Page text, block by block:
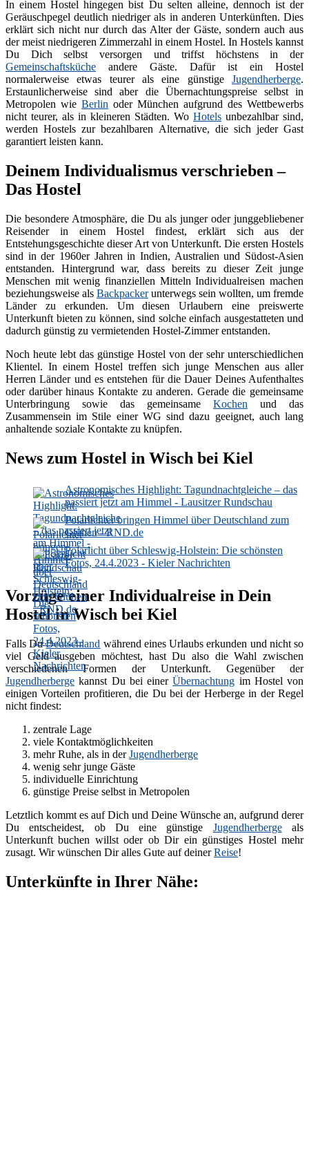
In einem Hostel hingegen bist Du selten alleine, dennoch ist der
Geräuschpegel deutlich niedriger als in anderen Unterkünften. Dies
erklärt sich nicht nur durch das Alter der Gäste, sondern auch aus
der meist niedrigeren Zimmerzahl in einem Hostel. In Hostels kannst
Du Dich selbst versorgen und triffst höchstens in der
Gemeinschaftsküche andere Gäste. Dafür ist ein Hostel
normalerweise etwas teurer als eine günstige Jugendherberge.
Erstaunlicherweise sind aber die Übernachtungspreise selbst in
Metropolen wie Berlin oder München aufgrund des Wettbewerbs
nicht teurer, als in kleineren Städten. Wo Hotels unbezahlbar sind,
werden Hostels zur bezahlbaren Alternative, die sich jeder Gast
garantiert leisten kann.
Deinem Individualismus verschrieben –
Das Hostel
Die besondere Atmosphäre, die Du als junger oder junggebliebener
Reisender in einem Hostel findest, erklärt sich aus der
Entstehungsgeschichte dieser Art von Unterkunft. Die ersten Hostels
sind in der 1960er Jahren in Indien, Australien und Südost-Asien
entstanden. Hintergrund war, dass bereits zu dieser Zeit junge
Menschen mit wenig finanziellen Mitteln Individualreisen machen
beziehungsweise als Backpackerunterwegs sein wollten, um fremde
Länder zu erkunden. Um diesen Urlaubern eine preiswerte
Unterkunft bieten zu können, sind solche einfach ausgestatteten und
dadurch günstig zu vermietenden Hostel-Zimmer entstanden.
Noch heute lebt das günstige Hostel von der sehr unterschiedlichen
Klientel. In einem Hostel treffen sich junge Menschen aus aller
Herren Länder und es entstehen für die Dauer Deines Aufenthaltes
oder darüber hinaus Kontakte zu anderen. Gerade die gemeinsame
Unterbringung sowie das gemeinsame Kochen und das
Zusammensein im Stile einer WG sind dazu geeignet, auch lang
anhaltende soziale Kontakte zu knüpfen.
News zum Hostel in Wisch bei Kiel
Astronomisches Highlight: Tagundnachtgleiche – das
passiert jetzt am Himmel - Lausitzer Rundschau
Polarlichter bringen Himmel über Deutschland zum
Glühen - RND.de
Polarlicht über Schleswig-Holstein: Die schönsten
Fotos, 24.4.2023 - Kieler Nachrichten
Vorzüge einer Individualreise in Dein
Hostel in Wisch bei Kiel
Falls DuDeutschland während eines Urlaubs erkunden und nicht so
viel Geld ausgeben möchtest, hast Du also die Wahl zwischen
verschiedenen Formen der Unterkunft. Gegenüber der
Jugendherberge kannst Du bei einerÜbernachtung im Hostel von
einigen Vorteilen profitieren, die Du bei der Herberge in der Regel
nicht findest:
zentrale Lage
viele Kontaktmöglichkeiten
mehr Ruhe, als in derJugendherberge
wenig sehr junge Gäste
individuelle Einrichtung
günstige Preise selbst in Metropolen
Letztlich kommt es auf Dich und Deine Wünsche an, aufgrund derer
Du entscheidest, ob Du eine günstige Jugendherbergeals
Unterkunft buchen willst oder ob Dir ein günstiges Hostel mehr
zusagt. Wir wünschen Dir alles Gute auf deinerReise!
Unterkünfte in Ihrer Nähe: